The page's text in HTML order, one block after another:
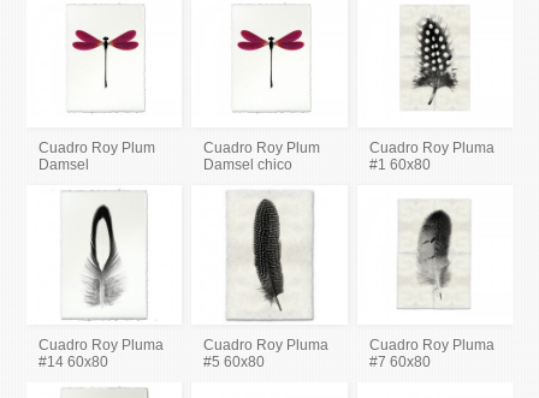
Cuadro Roy Plum
Damsel
Cuadro Roy Plum
Damsel chico
Cuadro Roy Pluma
#1 60x80
Cuadro Roy Pluma
#14 60x80
Cuadro Roy Pluma
#5 60x80
Cuadro Roy Pluma
#7 60x80